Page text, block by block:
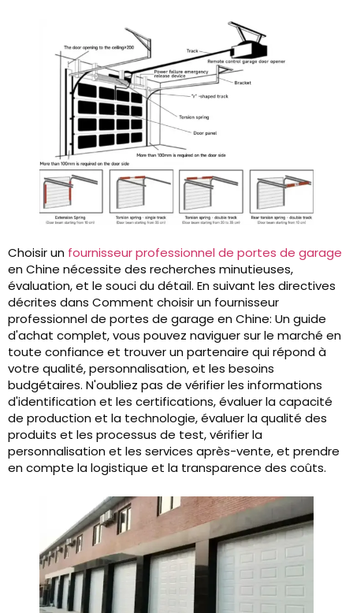
Choisir un fournisseur professionnel de portes de garage
en Chine nécessite des recherches minutieuses,
évaluation, et le souci du détail. En suivant les directives
décrites dans Comment choisir un fournisseur
professionnel de portes de garage en Chine: Un guide
d'achat complet, vous pouvez naviguer sur le marché en
toute confiance et trouver un partenaire qui répond à
votre qualité, personnalisation, et les besoins
budgétaires. N'oubliez pas de vérifier les informations
d'identification et les certifications, évaluer la capacité
de production et la technologie, évaluer la qualité des
produits et les processus de test, vérifier la
personnalisation et les services après-vente, et prendre
en compte la logistique et la transparence des coûts.